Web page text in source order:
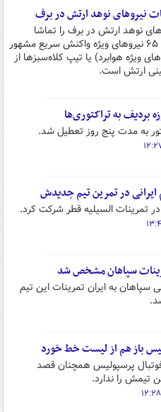
نیروهای نوهد ارتش در برف
نوهد ارتش در برف را تماشا
می‌کنید. تیپ ۶۵ نیروهای ویژه واکنش سریع مشهور
ویژه هوابرد) یا تیپ کلاه‌سبزها از
ارتش است.
به مدت پنج روز تعطیل شد.
در تمرین تیم جدیدش
در تمرینات السیلیه قطر شرکت کرد.
سپاهان مشخص شد
سپاهان به ایران تمرینات این تیم
باز هم از لیست خط خورد
پرسپولیس همچنان قصد
تیمش را ندارد.